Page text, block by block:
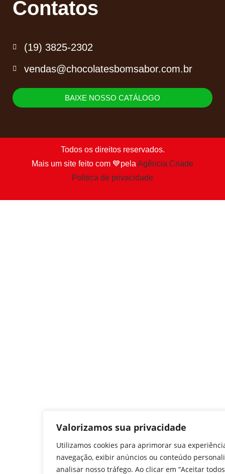
Valorizamos sua privacidade
Utilizamos cookies para aprimorar sua
navegação, exibir anúncios ou conteúdo
analisar nosso tráfego. Ao clicar em “Aceitar
Contatos
(19) 3825-2302
vendas@chocolatesbomsabor.com.br
BAIXE NOSSO CATÁLOGO
Todos os direitos reservados.
Mais um site feito com 💙pela Agência Criade
Politica de privacidade